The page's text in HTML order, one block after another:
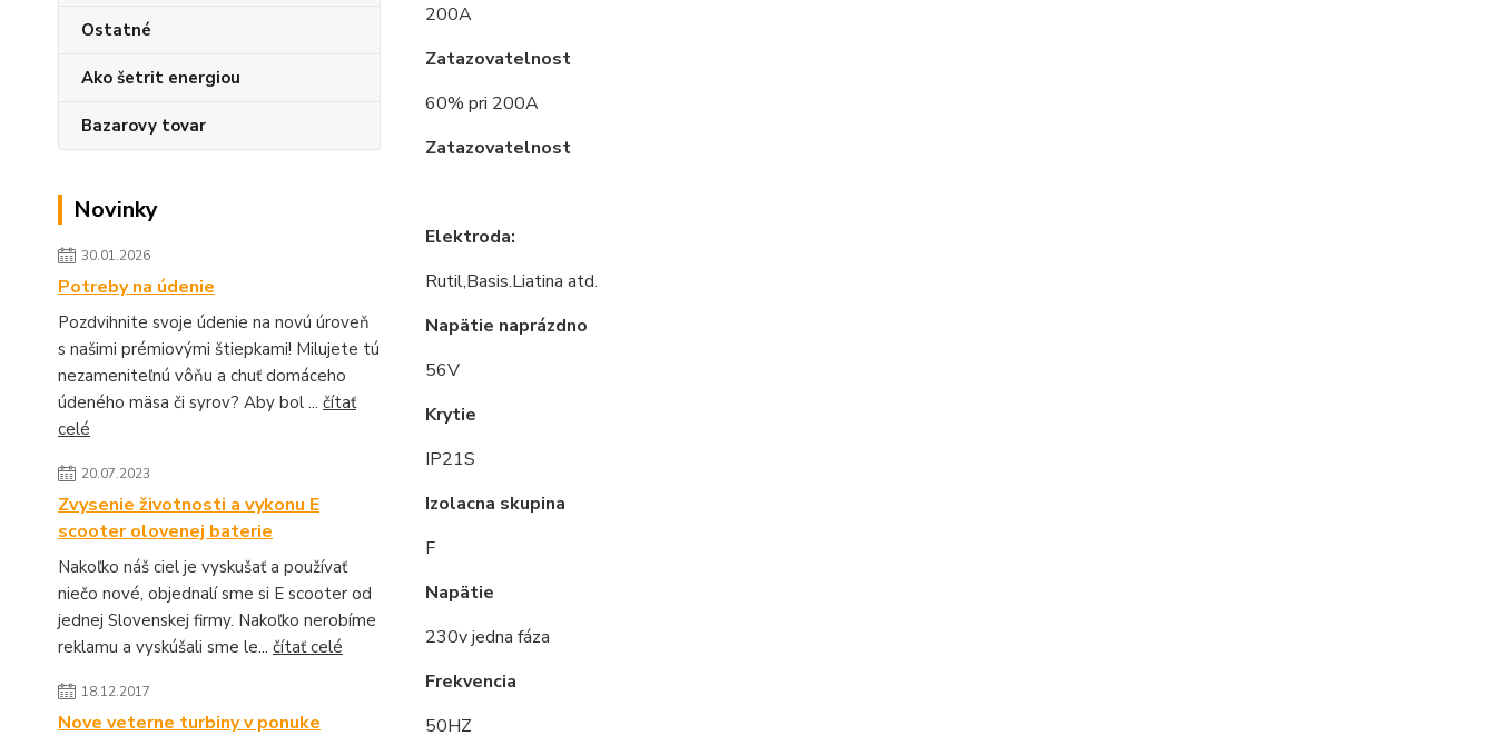
Ostatné
Ako šetrit energiou
Bazarovy tovar
Novinky
30.01.2026
Potreby na údenie
Pozdvihnite svoje údenie na novú úroveň
s našimi prémiovými štiepkami! Milujete tú
nezameniteľnú vôňu a chuť domáceho
údeného mäsa či syrov? Aby bol ... čítať
celé
20.07.2023
Zvysenie životnosti a vykonu E
scooter olovenej baterie
Nakoľko náš ciel je vyskušať a používať
niečo nové, objednalí sme si E scooter od
jednej Slovenskej firmy. Nakoľko nerobíme
reklamu a vyskúšali sme le... čítať celé
18.12.2017
Nove veterne turbiny v ponuke
200A
Zatazovatelnost
60% pri 200A
Zatazovatelnost
Elektroda:
Rutil,Basis.Liatina atd.
Napätie naprázdno
56V
Krytie
IP21S
Izolacna skupina
F
Napätie
230v jedna fáza
Frekvencia
50HZ